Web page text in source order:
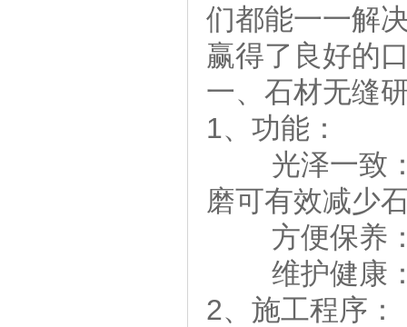
们都能一一解
赢得了良好的
一、石材无缝
1、功能：
光泽一致：
磨可有效减少
方便保养：
维护健康：
2、施工程序：